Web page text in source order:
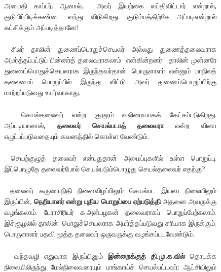
அமைதி காப்பர். ஆனால், அவர் இயற்கை எய்திவிட்டார் என்றால்,
குடுமிப்பிடிச்சண்டை வந்து விடுகிறது. குடும்பத்திற்கே அப்படிஎன்றால்
கட்சிக்கும் அப்படித்தானே!
சிலர் தாலின் துணைப்பொதுச்செயலர் அல்லது துணைத்தலைவராக
அமர்த்தப்பட்டுப் பின்னர்த் தலைவராகலாம் என்கின்றனர். தாலின் முன்னரே
துணைப்பொதுச்செயலராக இருந்தவர்தான். பொருளாளர் என்னும் மாநிலத்
தலைமைப் பொறுப்பில் இருந்து விட்டு அவர் துணைப்பொறுப்பிற்கு
மாற்றப்படுவது உயர்வாகாது.
செயல்தலைவர் என்ற குரலும் வலிமையாகக் கேட்கப்படுகிறது.
அப்படியானால், தலைவர் செயல்படாத் தலைவராஎன்ற வினா
எழுப்பப்படுவதையும் கவனத்தில் கொள்ள வேண்டும்.
செயற்குழுத் தலைவர் என்பதுதான் அமைப்புகளில் உள்ள பொறுப்பு.
இப்பொழுதே தலைவர்போல் செயல்படும்பொழுது செயல்தலைவர் எதற்கு?
தலைவர் கருணாநிதி நினைவிழப்பிலும் செயல்பட இயலா நிலையிலும்
இருப்பின்,நெறியாளர் என்று புதிய பொறுப்பை ஏற்படுத்திஅதனை அவருக்கு
வழங்கலாம். பேராசிரியர் க.அன்பழகன் தலைவராகப் பொறுப்பேற்கலாம்.
இச்சூழலில் தாலின் பொதுச்செயலராக அமர்த்தப்படுவது சரியாக இருக்கும்.
பொருளாளர் பதவி மூத்த தலைவர் ஒருவருக்கு வழங்கப்படவேண்டும்.
வந்தவழி எதுவாக இருப்பினும்இன்றைக்குத் தி.மு.க.வில் தொடக்க
நிலையிலிருந்து மேல்நிலைவரையும் பாங்காய்ச் செயல்பட்டவர்; ஆட்சியிலும்